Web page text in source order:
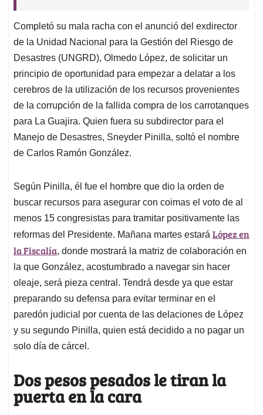
Completó su mala racha con el anunció del exdirector
de la Unidad Nacional para la Gestión del Riesgo de
Desastres (UNGRD), Olmedo López, de solicitar un
principio de oportunidad para empezar a delatar a los
cerebros de la utilización de los recursos provenientes
de la corrupción de la fallida compra de los carrotanques
para La Guajira. Quien fuera su subdirector para el
Manejo de Desastres, Sneyder Pinilla, soltó el nombre
de Carlos Ramón González.
Según Pinilla, él fue el hombre que dio la orden de
buscar recursos para asegurar con coimas el voto de al
menos 15 congresistas para tramitar positivamente las
reformas del Presidente. Mañana martes estará López en
la Fiscalía, donde mostrará la matriz de colaboración en
la que González, acostumbrado a navegar sin hacer
oleaje, será pieza central. Tendrá desde ya que estar
preparando su defensa para evitar terminar en el
paredón judicial por cuenta de las delaciones de López
y su segundo Pinilla, quien está decidido a no pagar un
solo día de cárcel.
Dos pesos pesados le tiran la
puerta en la cara